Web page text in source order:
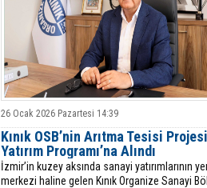
26 Ocak 2026 Pazartesi 14:39
Kınık OSB’nin Arıtma Tesisi
Yatırım Programı’na Alındı
İzmir’in kuzey aksında sanayi yatırımlarının
merkezi haline gelen Kınık Organize Sanayi